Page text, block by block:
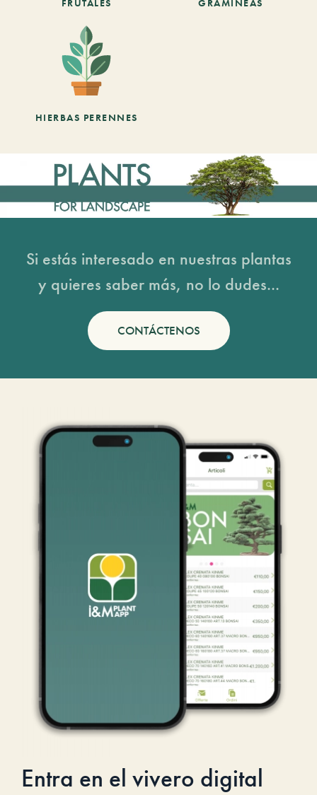
HIERBAS PERENNES
Si estás interesado en nuestras plantas
y quieres saber más, no lo dudes...
CONTÁCTENOS
Entra en el vivero digital